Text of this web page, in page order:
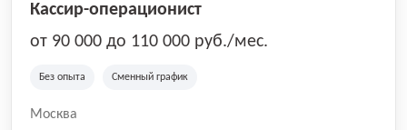
Кассир-операционист
от 90 000 до 110 000 руб./мес.
Без опыта Сменный график
Москва